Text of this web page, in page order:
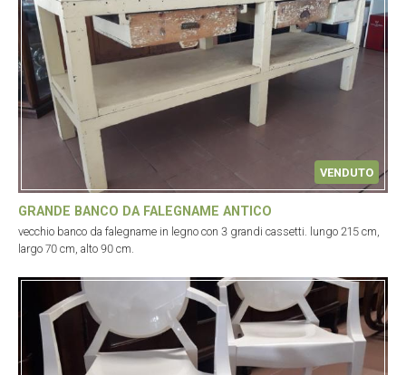
VENDUTO
GRANDE BANCO DA FALEGNAME ANTICO
vecchio banco da falegname in legno con 3 grandi cassetti. lungo 215 cm,
largo 70 cm, alto 90 cm.